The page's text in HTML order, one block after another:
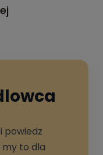
powiedz
my to dla